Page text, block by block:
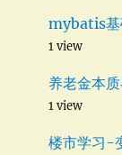
mybatis基
1 view
养老金本
1 view
楼市学习-